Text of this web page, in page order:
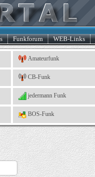
WEB-Links
Funkforum
Amateurfunk
CB-Funk
jedermann Funk
BOS-Funk